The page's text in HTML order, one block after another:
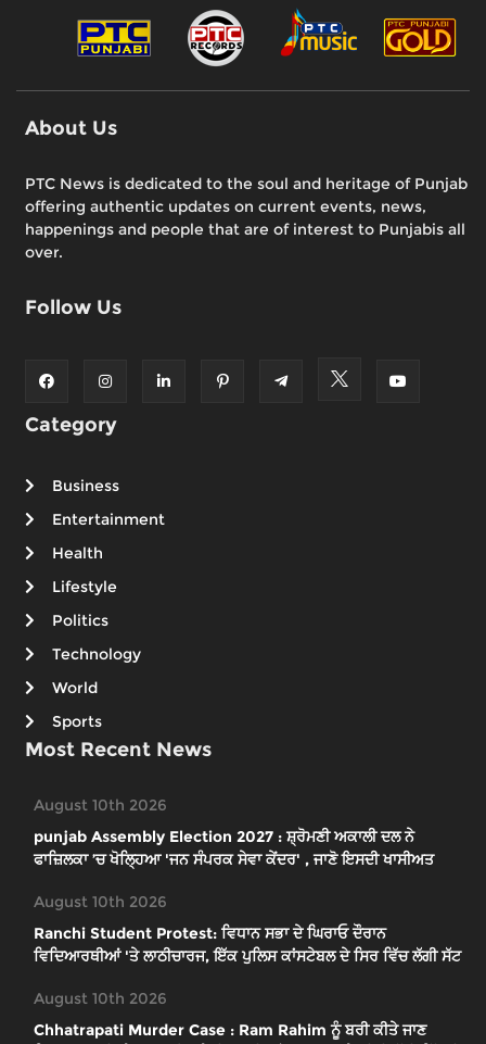
About Us
PTC News is dedicated to the soul and heritage of Punjab
offering authentic updates on current events, news,
happenings and people that are of interest to Punjabis all
over.
Follow Us
Category
Business
Entertainment
Health
Lifestyle
Politics
Technology
World
Sports
Most Recent News
August 10th 2026
punjab Assembly Election 2027 : ਸ਼੍ਰੋਮਣੀ ਅਕਾਲੀ ਦਲ ਨੇ
ਫਾਜ਼ਿਲਕਾ ’ਚ ਖੋਲ੍ਹਿਆ 'ਜਨ ਸੰਪਰਕ ਸੇਵਾ ਕੇਂਦਰ' , ਜਾਣੋ ਇਸਦੀ ਖਾਸੀਅਤ
August 10th 2026
Ranchi Student Protest: ਵਿਧਾਨ ਸਭਾ ਦੇ ਘਿਰਾਓ ਦੌਰਾਨ
ਵਿਦਿਆਰਥੀਆਂ 'ਤੇ ਲਾਠੀਚਾਰਜ, ਇੱਕ ਪੁਲਿਸ ਕਾਂਸਟੇਬਲ ਦੇ ਸਿਰ ਵਿੱਚ ਲੱਗੀ ਸੱਟ
August 10th 2026
Chhatrapati Murder Case : Ram Rahim ਨੂੰ ਬਰੀ ਕੀਤੇ ਜਾਣ